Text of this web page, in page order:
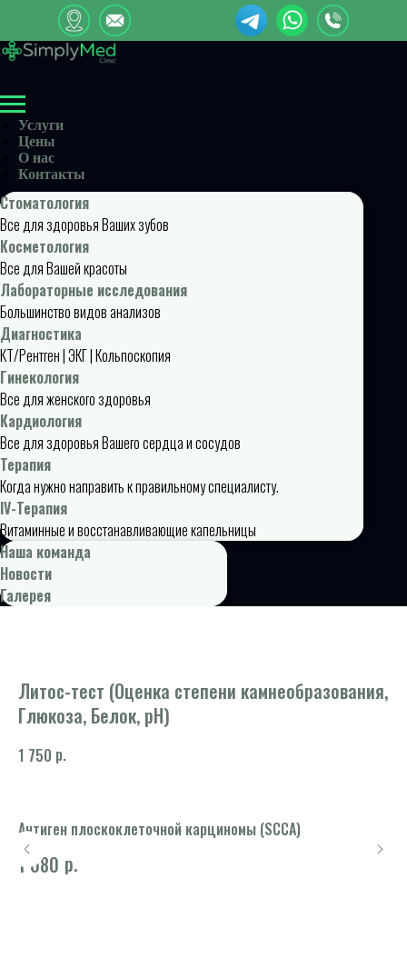
Услуги
Цены
О нас
Контакты
Стоматология
Все для здоровья Ваших зубов
Косметология
Все для Вашей красоты
Лабораторные исследования
Большинство видов анализов
Диагностика
КТ/Рентген | ЭКГ | Кольпоскопия
Гинекология
Все для женского здоровья
Кардиология
Все для здоровья Вашего сердца и сосудов
Терапия
Когда нужно направить к правильному специалисту.
IV-Терапия
Витаминные и восстанавливающие капельницы
Наша команда
Новости
Галерея
Литос-тест (Оценка степени камнеобразования,
Глюкоза, Белок, pH)
1 750 р.
Антиген плоскоклеточной карциномы (SCCA)
1 080 р.